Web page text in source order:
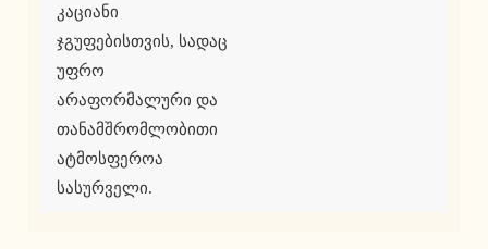
კაციანი
ჯგუფებისთვის, სადაც
უფრო
არაფორმალური და
თანამშრომლობითი
ატმოსფეროა
სასურველი.